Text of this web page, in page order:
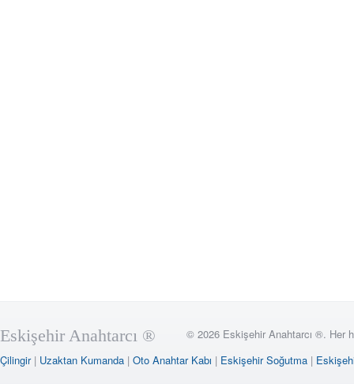
Eskişehir Anahtarcı ®
© 2026 Eskişehir Anahtarcı ®. Her
Çilingir| Uzaktan Kumanda | Oto Anahtar Kabı | Eskişehir Soğutma |